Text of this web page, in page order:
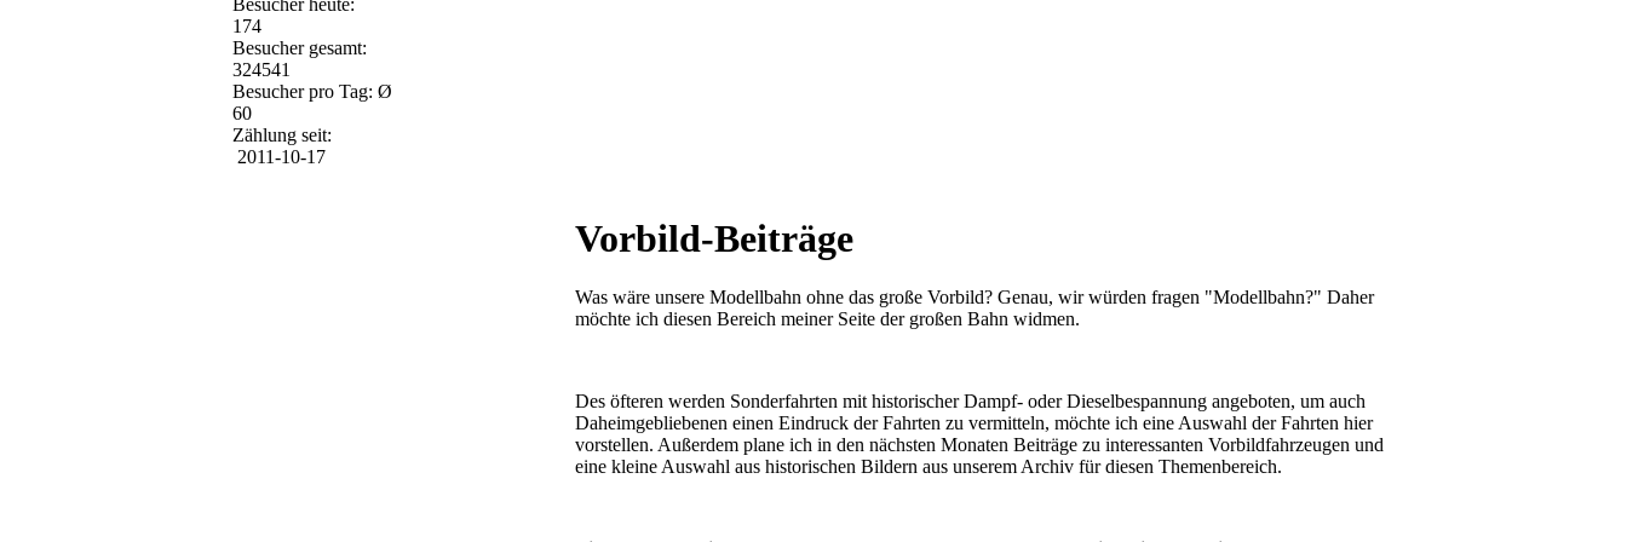
Besucher heute:
174
Besucher gesamt:
324541
Besucher pro Tag: Ø
60
Zählung seit:
2011-10-17
Vorbild-Beiträge
Was wäre unsere Modellbahn ohne das große Vorbild? Genau, wir würden fragen "Modellbahn?" Daher
möchte ich diesen Bereich meiner Seite der großen Bahn widmen.
Des öfteren werden Sonderfahrten mit historischer Dampf- oder Dieselbespannung angeboten, um auch
Daheimgebliebenen einen Eindruck der Fahrten zu vermitteln, möchte ich eine Auswahl der Fahrten hier
vorstellen. Außerdem plane ich in den nächsten Monaten Beiträge zu interessanten Vorbildfahrzeugen und
eine kleine Auswahl aus historischen Bildern aus unserem Archiv für diesen Themenbereich.